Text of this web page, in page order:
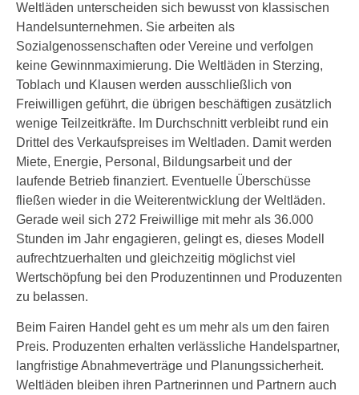
Weltläden unterscheiden sich bewusst von klassischen
Handelsunternehmen. Sie arbeiten als
Sozialgenossenschaften oder Vereine und verfolgen
keine Gewinnmaximierung. Die Weltläden in Sterzing,
Toblach und Klausen werden ausschließlich von
Freiwilligen geführt, die übrigen beschäftigen zusätzlich
wenige Teilzeitkräfte. Im Durchschnitt verbleibt rund ein
Drittel des Verkaufspreises im Weltladen. Damit werden
Miete, Energie, Personal, Bildungsarbeit und der
laufende Betrieb finanziert. Eventuelle Überschüsse
fließen wieder in die Weiterentwicklung der Weltläden.
Gerade weil sich 272 Freiwillige mit mehr als 36.000
Stunden im Jahr engagieren, gelingt es, dieses Modell
aufrechtzuerhalten und gleichzeitig möglichst viel
Wertschöpfung bei den Produzentinnen und Produzenten
zu belassen.
Beim Fairen Handel geht es um mehr als um den fairen
Preis. Produzenten erhalten verlässliche Handelspartner,
langfristige Abnahmeverträge und Planungssicherheit.
Weltläden bleiben ihren Partnerinnen und Partnern auch